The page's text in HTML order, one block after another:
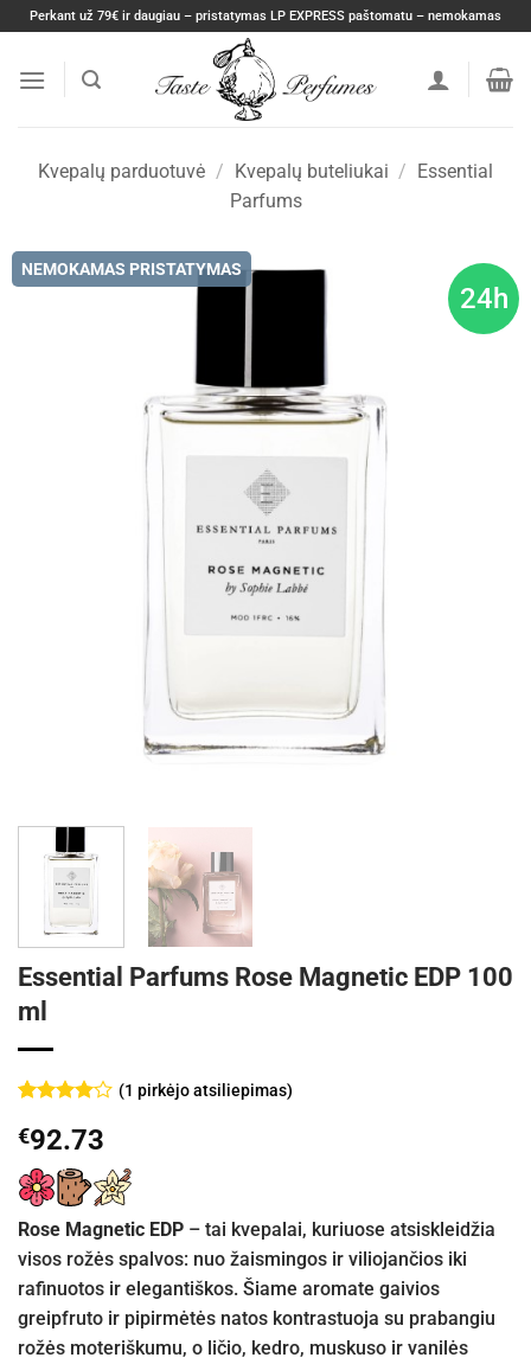
Skip
content
Perkant už 79€ ir daugiau – pristatymas LP EXPRESS paštomatu – nemokamas
Kvepalų parduotuvė / Kvepalų buteliukai / Essential
Parfums
NEMOKAMAS PRISTATYMAS
24h
Essential Parfums Rose Magnetic EDP 100
ml
4iš 5
(viso
įvertinimų:
)
(1 pirkėjo atsiliepimas)
€92.73
Rose Magnetic EDP – tai kvepalai, kuriuose atsiskleidžia
visos rožės spalvos: nuo žaismingos ir viliojančios iki
rafinuotos ir elegantiškos. Šiame aromate gaivios
greipfruto ir pipirmėtės natos kontrastuoja su prabangiu
rožės moteriškumu, o ličio, kedro, muskuso ir vanilės